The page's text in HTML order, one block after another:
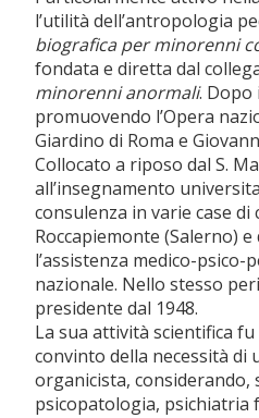
l’utilità dell’antropologia
biografica per minorenni
fondata e diretta dal
minorenni anormali. Dopo
promuovendo l’Opera
Giardino di Roma e
Collocato a riposo dal S.
all’insegnamento
consulenza in varie case
Roccapiemonte (Salerno)
l’assistenza medico-
nazionale. Nello stesso
presidente dal 1948.
La sua attività scientifica
convinto della necessità
organicista, considerando,
psicopatologia, psichiatria